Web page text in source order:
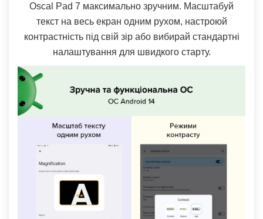
Oscal Pad 7 максимально зручним. Масштабуй
текст на весь екран одним рухом, настроюй
контрастність під свій зір або вибирай стандартні
налаштування для швидкого старту.